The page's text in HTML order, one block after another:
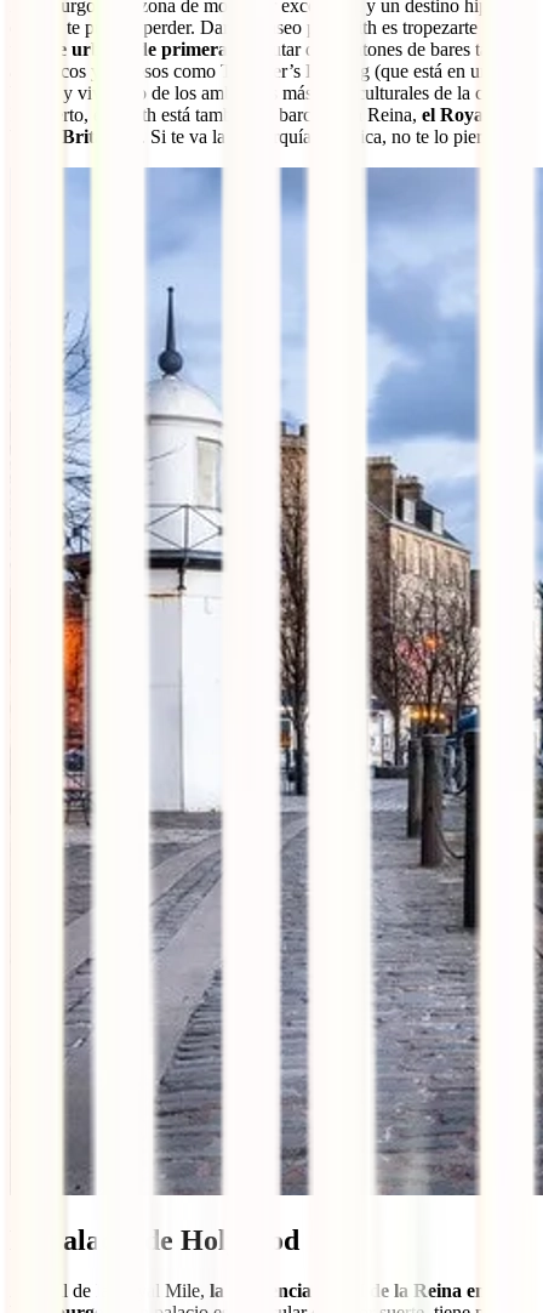
Edimburgo es la zona de moda por excelencia y un destino hipster
que no te puedes perder. Dar un paseo por Leith es tropezarte con
arte urbano de primera
, disfrutar de montones de bares tan
auténticos y curiosos como Teuchter’s Landing (que está en un
barco) y vivir uno de los ambientes más multiculturales de la ciudad.
Por cierto, en Leith está también el barco de la Reina, el Royal
Yacht Britannia
. Si te va la monarquía británica, no te lo pierdas.
El Palacio de Holyrood
Al final de la Royal Mile, la residencia oficial de la Reina en